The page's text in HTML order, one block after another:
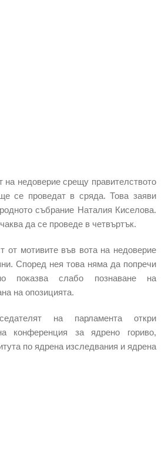
на недоверие срещу правителството
се проведат в сряда. Това заяви
събрание Наталия Киселова.
да се проведе в четвъртък.
от мотивите във вота на недоверие
Според нея това няма да попречи
показва слабо познаване на
на опозицията.
на парламента откри
конференция за ядрено гориво,
по ядрена изследвания и ядрена